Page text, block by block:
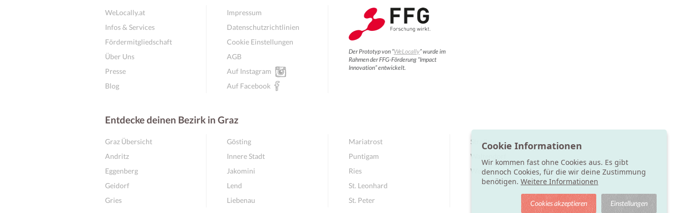
WeLocally.at
Infos & Services
Fördermitgliedschaft
Über Uns
Presse
Blog
Impressum
Datenschutzrichtlinien
Cookie Einstellungen
AGB
Auf Instagram
Auf Facebook
Der Prototyp von “WeLocally” wurde im
Rahmen der FFG-Förderung “Impact
Innovation” entwickelt.
Entdecke deinen Bezirk in Graz
Graz Übersicht
Andritz
Eggenberg
Geidorf
Gries
Gösting
Innere Stadt
Jakomini
Lend
Liebenau
Mariatrost
Puntigam
Ries
St. Leonhard
St. Peter
Straßgang
Waltendorf
Wetzelsdorf
Cookie Informationen
Wir kommen fast ohne Cookies aus. Es gibt
dennoch Cookies, für die wir deine Zustimmung
benötigen. Weitere Informationen
Cookies akzeptieren Einstellungen